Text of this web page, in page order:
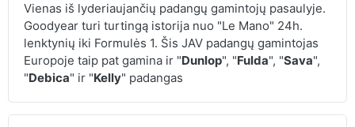
Vienas iš lyderiaujančių padangų gamintojų pasaulyje.
Goodyear turi turtingą istorija nuo "Le Mano" 24h.
lenktynių iki Formulės 1. Šis JAV padangų gamintojas
Europoje taip pat gamina ir "Dunlop", "Fulda", "Sava",
"Debica" ir "Kelly" padangas